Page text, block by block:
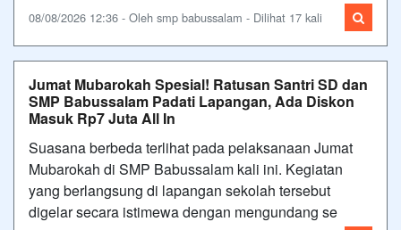
08/08/2026 12:36 - Oleh smp babussalam - Dilihat 17 kali
Jumat Mubarokah Spesial! Ratusan Santri SD dan
SMP Babussalam Padati Lapangan, Ada Diskon
Masuk Rp7 Juta All In
Suasana berbeda terlihat pada pelaksanaan Jumat
Mubarokah di SMP Babussalam kali ini. Kegiatan
yang berlangsung di lapangan sekolah tersebut
digelar secara istimewa dengan mengundang se